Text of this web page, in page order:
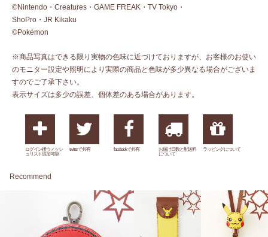
©Nintendo・Creatures・GAME FREAK・TV Tokyo・
ShoPro・JR Kikaku
©Pokémon
※商品写真はできる限り実物の色味に近づけておりますが、お客様のお使い
のモニター設定や照明により実際の商品と色味が多少異なる場合がございま
すのでご了承下さい。
表示サイズは多少の誤差、個体差のある場合があります。
ログイン後ウィッシ
ュリスト追加可能
twitterで共有 facebookで共有
お届け日数と配送料
について
ラッピングについて
Recommend